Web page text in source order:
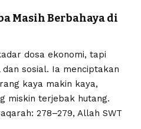
Masih Berbahaya di
dosa ekonomi, tapi
sosial. Ia menciptakan
kaya makin kaya,
miskin terjebak hutang.
278–279, Allah SWT